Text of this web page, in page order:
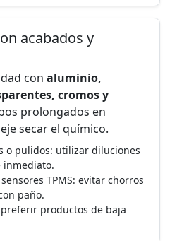
acabados y
con aluminio,
cromos y
prolongados en
secar el químico.
o pulidos: utilizar diluciones
inmediato.
TPMS: evitar chorros
paño.
productos de baja